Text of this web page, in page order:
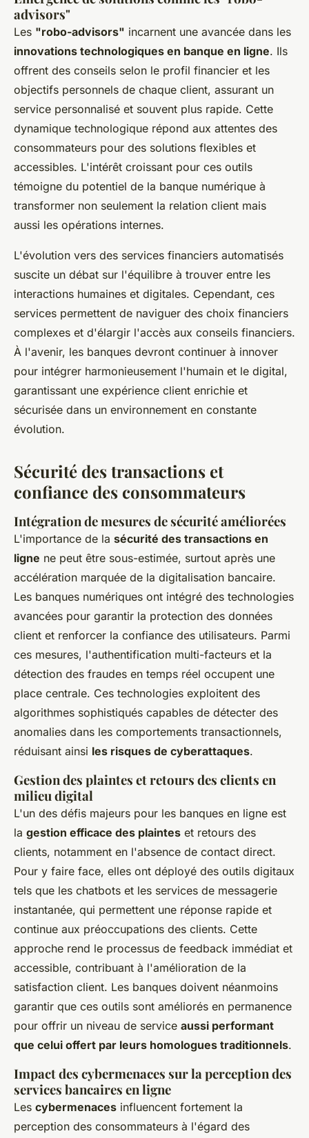
advisors"
Les "robo-advisors" incarnent une avancée dans les
innovations technologiques en banque en ligne. Ils
offrent des conseils selon le profil financier et les
objectifs personnels de chaque client, assurant un
service personnalisé et souvent plus rapide. Cette
dynamique technologique répond aux attentes des
consommateurs pour des solutions flexibles et
accessibles. L'intérêt croissant pour ces outils
témoigne du potentiel de la banque numérique à
transformer non seulement la relation client mais
aussi les opérations internes.
L'évolution vers des services financiers automatisés
suscite un débat sur l'équilibre à trouver entre les
interactions humaines et digitales. Cependant, ces
services permettent de naviguer des choix financiers
complexes et d'élargir l'accès aux conseils financiers.
À l'avenir, les banques devront continuer à innover
pour intégrer harmonieusement l'humain et le digital,
garantissant une expérience client enrichie et
sécurisée dans un environnement en constante
évolution.
Sécurité des transactions et
confiance des consommateurs
Intégration de mesures de sécurité améliorées
L'importance de la sécurité des transactions en
ligne ne peut être sous-estimée, surtout après une
accélération marquée de la digitalisation bancaire.
Les banques numériques ont intégré des technologies
avancées pour garantir la protection des données
client et renforcer la confiance des utilisateurs. Parmi
ces mesures, l'authentification multi-facteurs et la
détection des fraudes en temps réel occupent une
place centrale. Ces technologies exploitent des
algorithmes sophistiqués capables de détecter des
anomalies dans les comportements transactionnels,
réduisant ainsi les risques de cyberattaques.
Gestion des plaintes et retours des clients en
milieu digital
L'un des défis majeurs pour les banques en ligne est
la gestion efficace des plaintes et retours des
clients, notamment en l'absence de contact direct.
Pour y faire face, elles ont déployé des outils digitaux
tels que les chatbots et les services de messagerie
instantanée, qui permettent une réponse rapide et
continue aux préoccupations des clients. Cette
approche rend le processus de feedback immédiat et
accessible, contribuant à l'amélioration de la
satisfaction client. Les banques doivent néanmoins
garantir que ces outils sont améliorés en permanence
pour offrir un niveau de service aussi performant
que celui offert par leurs homologues traditionnels.
Impact des cybermenaces sur la perception des
services bancaires en ligne
Les cybermenaces influencent fortement la
perception des consommateurs à l'égard des